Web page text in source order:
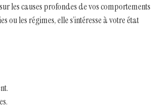
les causes profondes de vos comportements
ou les régimes, elle s’intéresse à votre état